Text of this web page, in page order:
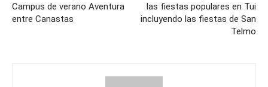
Campus de verano Aventura
entre Canastas
las fiestas populares en Tui
incluyendo las fiestas de San
Telmo